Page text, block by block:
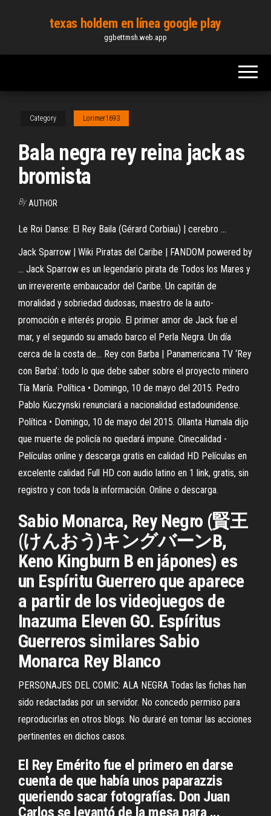
content
texas holdem en línea google play
ggbettmsh.web.app
Category Lorimer1693
Bala negra rey reina jack as
bromista
By AUTHOR
Le Roi Danse: El Rey Baila (Gérard Corbiau) | cerebro ...
Jack Sparrow | Wiki Piratas del Caribe | FANDOM powered by
... Jack Sparrow es un legendario pirata de Todos los Mares y
un irreverente embaucador del Caribe. Un capitán de
moralidad y sobriedad dudosas, maestro de la auto-
promoción e interés propio. El primer amor de Jack fue el
mar, y el segundo su amado barco el Perla Negra. Un día
cerca de la costa de... Rey con Barba | Panamericana TV ‘Rey
con Barba’: todo lo que debe saber sobre el proyecto minero
Tía María. Política • Domingo, 10 de mayo del 2015. Pedro
Pablo Kuczynski renunciará a nacionalidad estadounidense.
Política • Domingo, 10 de mayo del 2015. Ollanta Humala dijo
que muerte de policía no quedará impune. Cinecalidad -
Películas online y descarga gratis en calidad HD Películas en
excelente calidad Full HD con audio latino en 1 link, gratis, sin
registro y con toda la información. Online o descarga.
Sabio Monarca, Rey Negro (賢王
(けんおう)キングバーンB,
Keno Kingburn B en jápones) es
un Espíritu Guerrero que aparece
a partir de los videojuegos de
Inazuma Eleven GO. Espíritus
Guerreros similares Sabio
Monarca Rey Blanco
PERSONAJES DEL COMIC: ALA NEGRA Todas las fichas han
sido redactadas por un servidor. No concedo permiso para
reproducirlas en otros blogs. No duraré en tomar las acciones
pertinentes en dichos casos.
El Rey Emérito fue el primero en darse
cuenta de que había unos paparazzis
queriendo sacar fotografías. Don Juan
Carlos se levantó de la mesa para ...